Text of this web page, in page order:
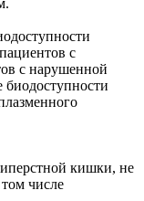
с
с нарушенной
биодоступности
кишки, не
числе